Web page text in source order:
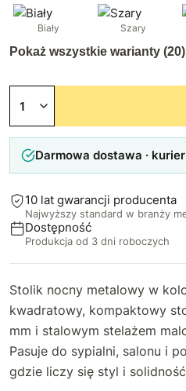
Biały Szary
Pokaż wszystkie warianty (20)
Darmowa dostawa ·
10 lat gwarancji producenta
Najwyższy standard w branży
Dostępność
Produkcja od 3 dni roboczych
Stolik nocny metalowy w
kwadratowy, kompaktowy
mm i stalowym stelażem
Pasuje do sypialni, salonu i
gdzie liczy się styl i